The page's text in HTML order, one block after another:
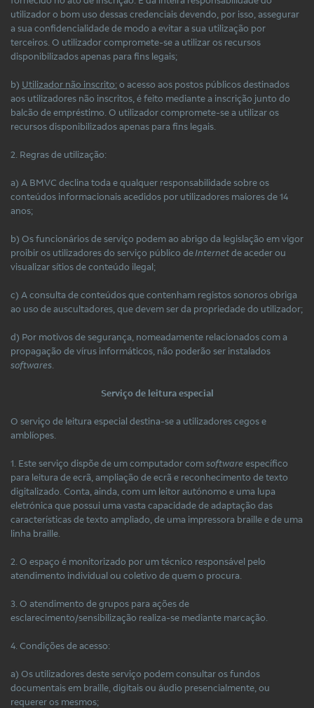
utilizador o bom uso dessas credenciais devendo, por isso, assegurar
a sua confidencialidade de modo a evitar a sua utilização por
terceiros. O utilizador compromete-se a utilizar os recursos
disponibilizados apenas para fins legais;
b) Utilizador não inscrito:o acesso aos postos públicos destinados
aos utilizadores não inscritos, é feito mediante a inscrição junto do
balcão de empréstimo. O utilizador compromete-se a utilizar os
recursos disponibilizados apenas para fins legais.
2. Regras de utilização:
a) A BMVC declina toda e qualquer responsabilidade sobre os
conteúdos informacionais acedidos por utilizadores maiores de 14
anos;
b) Os funcionários de serviço podem ao abrigo da legislação em vigor
proibir os utilizadores do serviço público deInternetde aceder ou
visualizar sítios de conteúdo ilegal;
c) A consulta de conteúdos que contenham registos sonoros obriga
ao uso de auscultadores, que devem ser da propriedade do utilizador;
d) Por motivos de segurança, nomeadamente relacionados com a
propagação de vírus informáticos, não poderão ser instalados
softwares
Serviço de leitura especial
O serviço de leitura especial destina-se a utilizadores cegos e
amblíopes.
1. Este serviço dispõe de um computador comsoftwareespecífico
para leitura de ecrã, ampliação de ecrã e reconhecimento de texto
digitalizado. Conta, ainda, com um leitor autónomo e uma lupa
eletrónica que possui uma vasta capacidade de adaptação das
características de texto ampliado, de uma impressora braille e de uma
linha braille.
2. O espaço é monitorizado por um técnico responsável pelo
atendimento individual ou coletivo de quem o procura.
3. O atendimento de grupos para ações de
esclarecimento/sensibilização realiza-se mediante marcação.
4. Condições de acesso:
a) Os utilizadores deste serviço podem consultar os fundos
documentais em braille, digitais ou áudio presencialmente, ou
requerer os mesmos;